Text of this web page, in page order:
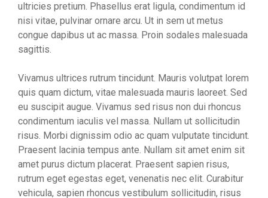
ultricies pretium. Phasellus erat ligula, condimentum id
nisi vitae, pulvinar ornare arcu. Ut in sem ut metus
congue dapibus ut ac massa. Proin sodales malesuada
sagittis.
Vivamus ultrices rutrum tincidunt. Mauris volutpat lorem
quis quam dictum, vitae malesuada mauris laoreet. Sed
eu suscipit augue. Vivamus sed risus non dui rhoncus
condimentum iaculis vel massa. Nullam ut sollicitudin
risus. Morbi dignissim odio ac quam vulputate tincidunt.
Praesent lacinia tempus ante. Nullam sit amet enim sit
amet purus dictum placerat. Praesent sapien risus,
rutrum eget egestas eget, venenatis nec elit. Curabitur
vehicula, sapien rhoncus vestibulum sollicitudin, risus